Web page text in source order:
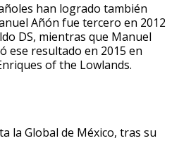
han logrado también
Añón fue tercero en 2012
DS, mientras que Manuel
ese resultado en 2015 en
of the Lowlands.
la Global de México, tras su